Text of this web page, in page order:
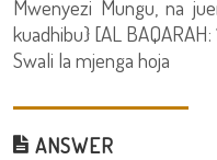
Mwenyezi Mungu, na
kuadhibu} [AL BAQARAH:
Swali la mjenga hoja
ANSWER